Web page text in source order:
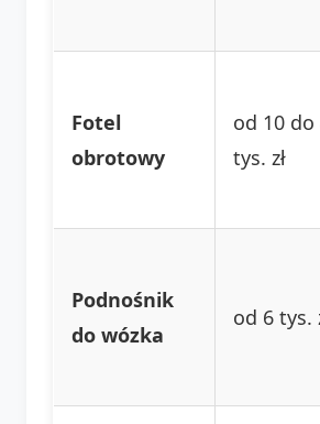
Fotel
obrotowy
od 10 do
tys. zł
Podnośnik
do wózka
od 6 tys.